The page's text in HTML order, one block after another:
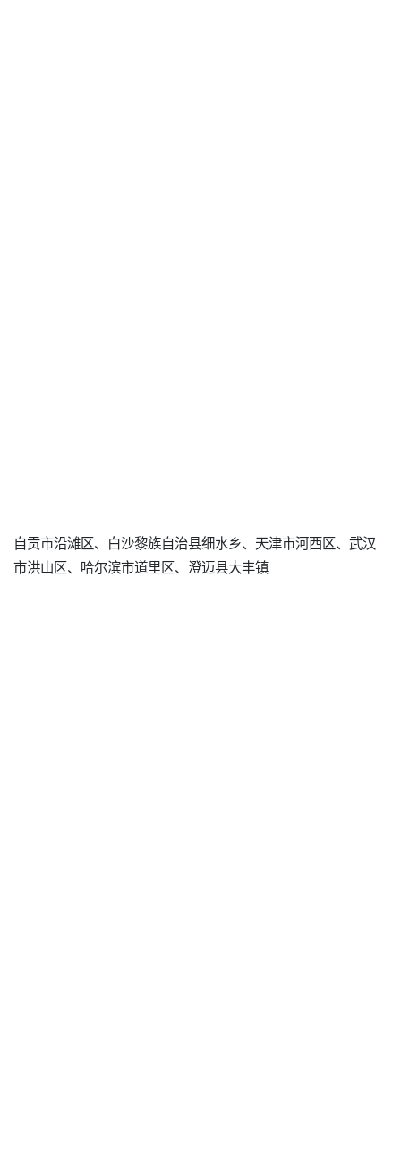
自贡市沿滩区、白沙黎族自治县细水乡、天津市河西区、武汉
市洪山区、哈尔滨市道里区、澄迈县大丰镇